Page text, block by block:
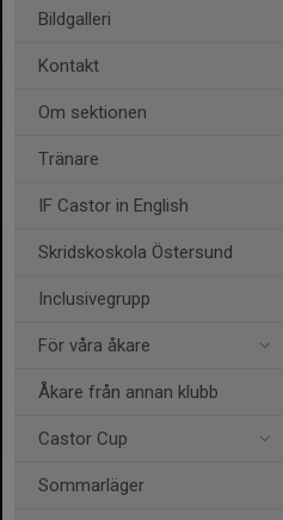
Bildgalleri
Kontakt
Om sektionen
Tränare
IF Castor in English
Skridskoskola Östersund
Inclusivegrupp
För våra åkare
Åkare från annan klubb
Castor Cup
Sommarläger